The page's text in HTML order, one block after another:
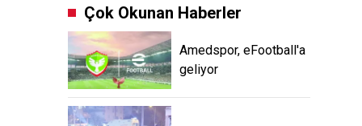
Çok Okunan Haberler
Amedspor, eFootball'a
geliyor